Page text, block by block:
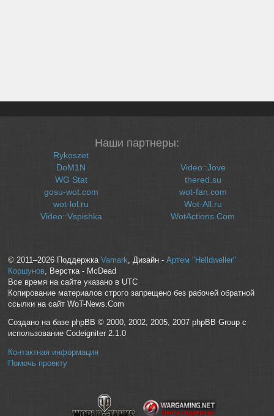
Наши партнеры:
Rykoszet
DoM1N
WG Stat
gosu-wot.com
wot-lol.ru
Video::Vspishka
Video::Jove
thered.su
wot-fan.com
Wot-All.ru
WotActions.Com
© 2011–2026 Поддержка Vamark, Дизайн - Артем "Helldweller"
Коршунов, Верстка - McDead
Все время на сайте указано в UTC
Копирование материалов строго запрещено без рабочей обратной
ссылки на сайт WoT-News.Com
Создано на базе phpBB © 2000, 2002, 2005, 2007 phpBB Group с
использование Codeigniter 2.1.0
Контактная информация
Помочь проекту